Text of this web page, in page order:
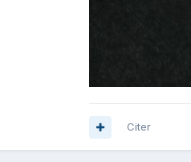
Citer